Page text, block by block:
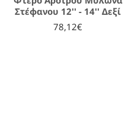
Στέφανου 12'' - 14'' Δεξί
78,12€